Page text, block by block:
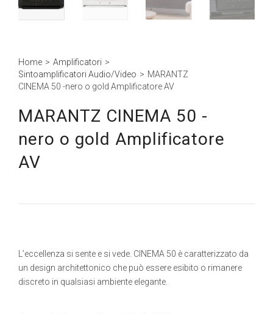
Home > Amplificatori >
Sintoamplificatori Audio/Video > MARANTZ
CINEMA 50 -nero o gold Amplificatore AV
MARANTZ CINEMA 50 -
nero o gold Amplificatore
AV
L’eccellenza si sente e si vede. CINEMA 50 è caratterizzato da
un design architettonico che può essere esibito o rimanere
discreto in qualsiasi ambiente elegante.